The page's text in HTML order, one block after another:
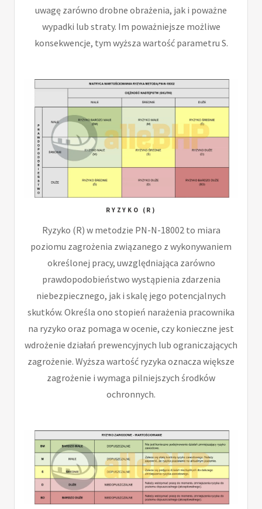
uwagę zarówno drobne obrażenia, jak i poważne
wypadki lub straty. Im poważniejsze możliwe
konsekwencje, tym wyższa wartość parametru S.
RYZYKO (R)
Ryzyko (R) w metodzie PN-N-18002 to miara
poziomu zagrożenia związanego z wykonywaniem
określonej pracy, uwzględniająca zarówno
prawdopodobieństwo wystąpienia zdarzenia
niebezpiecznego, jak i skalę jego potencjalnych
skutków. Określa ono stopień narażenia pracownika
na ryzyko oraz pomaga w ocenie, czy konieczne jest
wdrożenie działań prewencyjnych lub ograniczających
zagrożenie. Wyższa wartość ryzyka oznacza większe
zagrożenie i wymaga pilniejszych środków
ochronnych.